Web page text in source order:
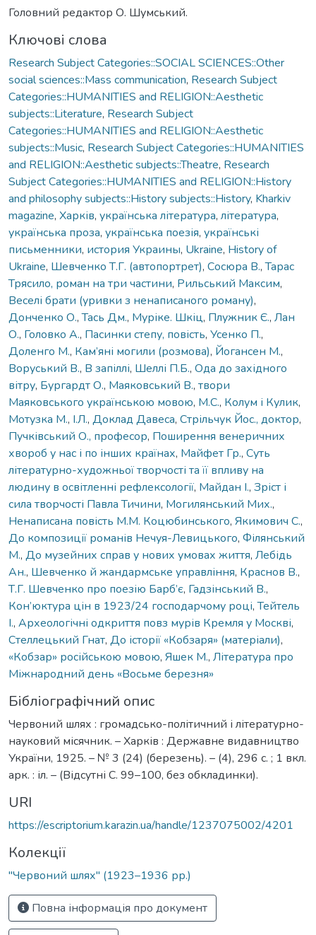
Головний редактор О. Шумський.
Ключові слова
Research Subject Categories::SOCIAL SCIENCES::Other
social sciences::Mass communication, Research Subject
Categories::HUMANITIES and RELIGION::Aesthetic
subjects::Literature, Research Subject
Categories::HUMANITIES and RELIGION::Aesthetic
subjects::Music, Research Subject Categories::HUMANITIES
and RELIGION::Aesthetic subjects::Theatre, Research
Subject Categories::HUMANITIES and RELIGION::History
and philosophy subjects::History subjects::History, Kharkiv
magazine, Харків, українська література, література,
українська проза, українська поезія, українські
письменники, история Украины, Ukraine, History of
Ukraine, Шевченко Т.Г. (автопортрет), Сосюра В.,Тарас
Трясило, роман на три частини, Рильський Максим,
Веселі брати (уривки з ненаписаного роману),
Донченко О.,Тась Дм., Муріке. Шкіц, Плужник Є., Лан
О., Головко А., Пасинки степу, повість, Усенко П.,
Доленго М., Кам’яні могили (розмова), Йогансен М.,
Воруський В., В запіллі, Шеллі П.Б., Ода до західного
вітру, Бургардт О., Маяковський В., твори
Маяковського українською мовою, М.С., Колум і Кулик,
Мотузка М., І.Л., Доклад Давеса, Стрільчук Йос., доктор,
Пучківський О., професор, Поширення венеричних
хвороб у нас і по інших країнах, Майфет Гр., Суть
літературно-художньої творчості та її впливу на
людину в освітленні рефлексології, Майдан І., Зріст і
сила творчості Павла Тичини, Могилянський Мих.,
Ненаписана повість М.М. Коцюбинського, Якимович С.,
До композиції романів Нечуя-Левицького, Філянський
М., До музейних справ у нових умовах життя, Лебідь
Ан., Шевченко й жандармське управління, Краснов В.,
Т.Г. Шевченко про поезію Барб’є, Гадзінський В.,
Кон’юктура цін в 1923/24 господарчому році,Тейтель
І., Археологічні одкриття повз мурів Кремля у Москві,
Стеллецький Гнат, До історії «Кобзаря» (матеріали),
«Кобзар» російською мовою, Яшек М., Література про
Міжнародний день «Восьме березня»
Бібліографічний опис
Червоний шлях : громадсько-політичний і літературно-
науковий місячник. – Харків : Державне видавництво
України, 1925. – № 3 (24) (березень). – (4), 296 с. ; 1 вкл.
арк. : іл. – (Відсутні С. 99–100, без обкладинки).
URI
https://escriptorium.karazin.ua/handle/1237075002/4201
Колекції
"Червоний шлях" (1923–1936 рр.)
Повна інформація про документ